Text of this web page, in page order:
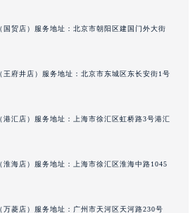
（国贸店）服务地址：北京市朝阳区建国门外大街
（王府井店）服务地址：北京市东城区东长安街1号
（港汇店）服务地址：上海市徐汇区虹桥路3号港汇
（淮海店）服务地址：上海市徐汇区淮海中路1045
（万菱店）服务地址：广州市天河区天河路230号